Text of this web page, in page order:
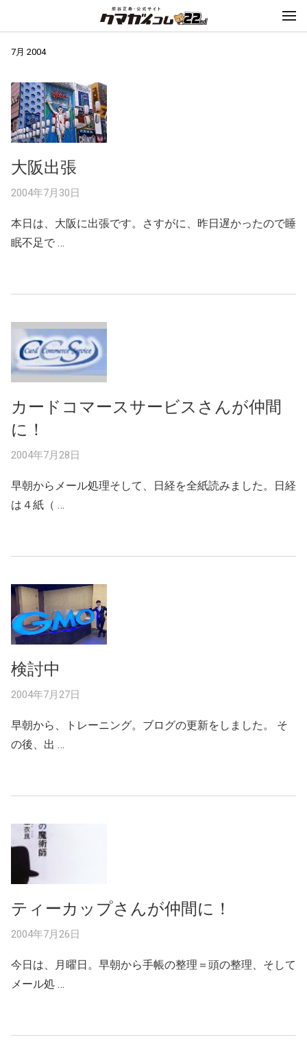
7月 2004
大阪出張
2004年7月30日
本日は、大阪に出張です。さすがに、昨日遅かったので睡
眠不足で …
カードコマースサービスさんが仲間
に！
2004年7月28日
早朝からメール処理そして、日経を全紙読みました。日経
は４紙（ …
検討中
2004年7月27日
早朝から、トレーニング。ブログの更新をしました。 そ
の後、出 …
ティーカップさんが仲間に！
2004年7月26日
今日は、月曜日。早朝から手帳の整理＝頭の整理、そして
メール処 …